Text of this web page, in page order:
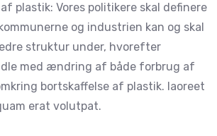
plastik: Vores politikere skal definere
og industrien kan og skal
struktur under, hvorefter
med ændring af både forbrug af
bortskaffelse af plastik. laoreet
erat volutpat.